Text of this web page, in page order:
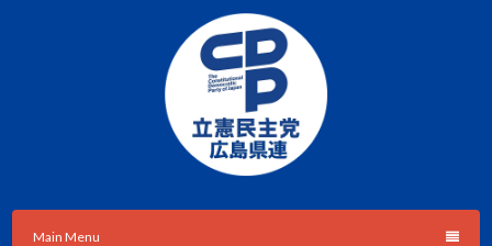
立憲民主党広島県総支部連合会
Main Menu